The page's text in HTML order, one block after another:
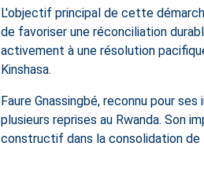
L'objectif principal de cette
de favoriser une réconciliation
activement à une résolution
Kinshasa.
Faure Gnassingbé, reconnu pour
plusieurs reprises au Rwanda. Son
constructif dans la consolidation de